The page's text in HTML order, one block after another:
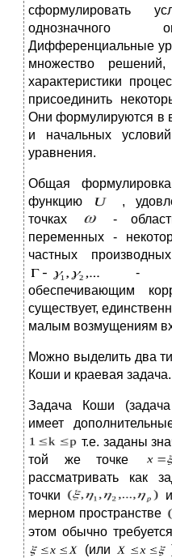
сформулировать
однозначного
Дифференциальные
множество
характеристики
присоединить
Они формулируются в
и начальных
уравнения.
Общая
функцию
,
точках
-
переменных -
частных
-
обеспечивающим
существует,
малым возмущениям
Можно выделить два
Коши и краевая задача.
Задача Коши
имеет
т.е. заданы
той же точке
рассматривать как
точки
мерном пространстве
этом обычно
(или